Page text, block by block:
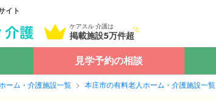
イト
ケアスル 介護は
掲載施設5万件超
見学予約の相談
ーム・介護施設一覧 本庄市の有料老人ホーム・介護施設一覧